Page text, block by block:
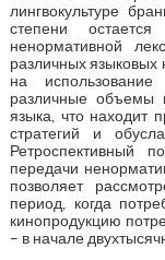
лингвокультуре
степени
ненормативной
различных языковых
на
различные объемы
языка, что находит
стратегий и
Ретроспективный
передачи
позволяет
период, когда
кинопродукцию
– в начале